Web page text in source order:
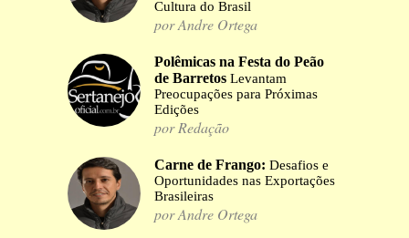
Cultura do Brasil
por Andre Ortega
Polêmicas na Festa do Peão
de Barretos Levantam
Preocupações para Próximas
Edições
por Redação
Carne de Frango: Desafios e
Oportunidades nas Exportações
Brasileiras
por Andre Ortega